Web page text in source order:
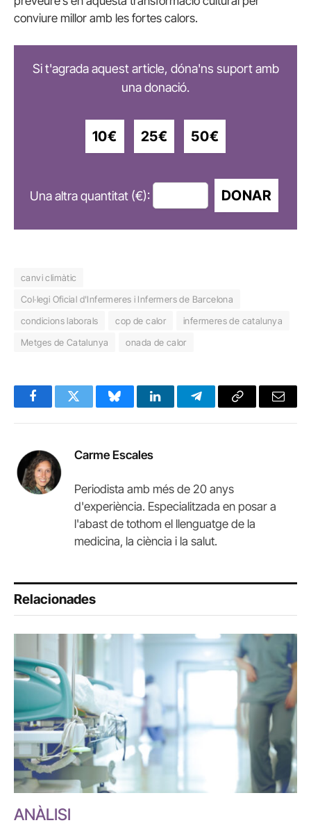
conviure millor amb les fortes calors.
Si t'agrada aquest article, dóna'ns suport amb
una donació.
10€ 25€ 50€
Una altra quantitat (€): DONAR
canvi climàtic
Col·legi Oficial d'Infermeres i Infermers de Barcelona
condicions laborals
cop de calor
infermeres de catalunya
Metges de Catalunya
onada de calor
FacebookTwitter BlueskyLinkedInTelegramCopy
Email
Carme Escales
Periodista amb més de 20 anys
d'experiència. Especialitzada en posar a
l'abast de tothom el llenguatge de la
medicina, la ciència i la salut.
Relacionades
ANÀLISI